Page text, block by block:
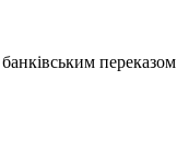
переказом